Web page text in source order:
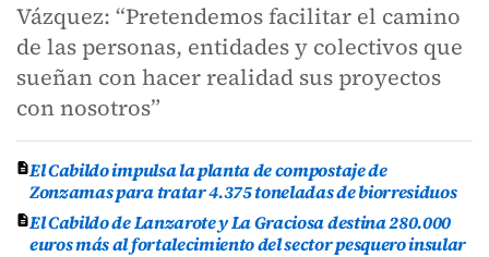
Vázquez: “Pretendemos facilitar el camino
de las personas, entidades y colectivos que
sueñan con hacer realidad sus proyectos
con nosotros”
El Cabildo impulsa la planta de compostaje de
Zonzamas para tratar 4.375 toneladas de biorresiduos
El Cabildo de Lanzarote y La Graciosa destina 280.000
euros más al fortalecimiento del sector pesquero insular